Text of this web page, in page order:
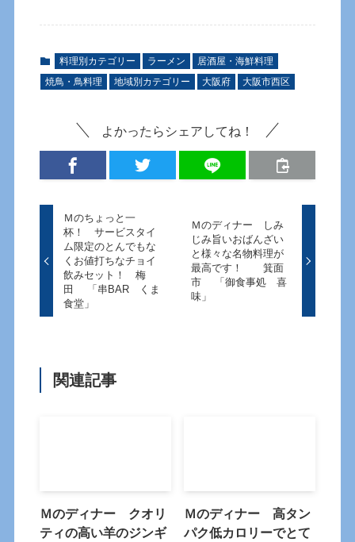
料理別カテゴリー ラーメン
居酒屋・海鮮料理
焼鳥・鳥料理
地域別カテゴリー 大阪府 大阪市西区
よかったらシェアしてね！
Ｍのちょっと一
杯！ サービスタイ
ム限定のとんでもな
くお値打ちなチョイ
飲みセット！ 梅
田 「串BAR くま
食堂」
Ｍのディナー しみ
じみ旨いおばんざい
と様々な名物料理が
最高です！ 箕面
市 「御食事処 喜
味」
関連記事
Ｍのディナー クオリ
ティの高い羊のジンギ
Ｍのディナー 高タン
パク低カロリーでとて